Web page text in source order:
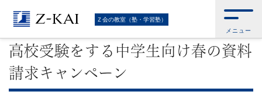
難
関
校
受
Ｚ会の教室（塾・学習塾）
メニュー
Ｚ会トップ> Ｚ会の教室（塾・学習塾）>中学生（高校受験）の学習塾・進
学塾> 高校受験をする中学生向け春の資料請求キャンペーン
高校受験をする中学生向け春の資料
請求キャンペーン